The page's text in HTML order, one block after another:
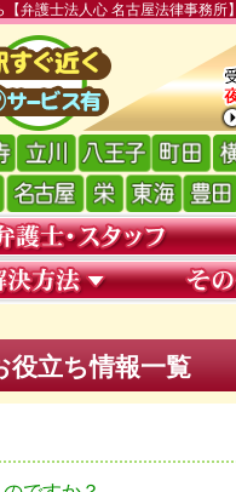
【弁護士法人心 名古屋法律事務所】
役立ち情報一覧